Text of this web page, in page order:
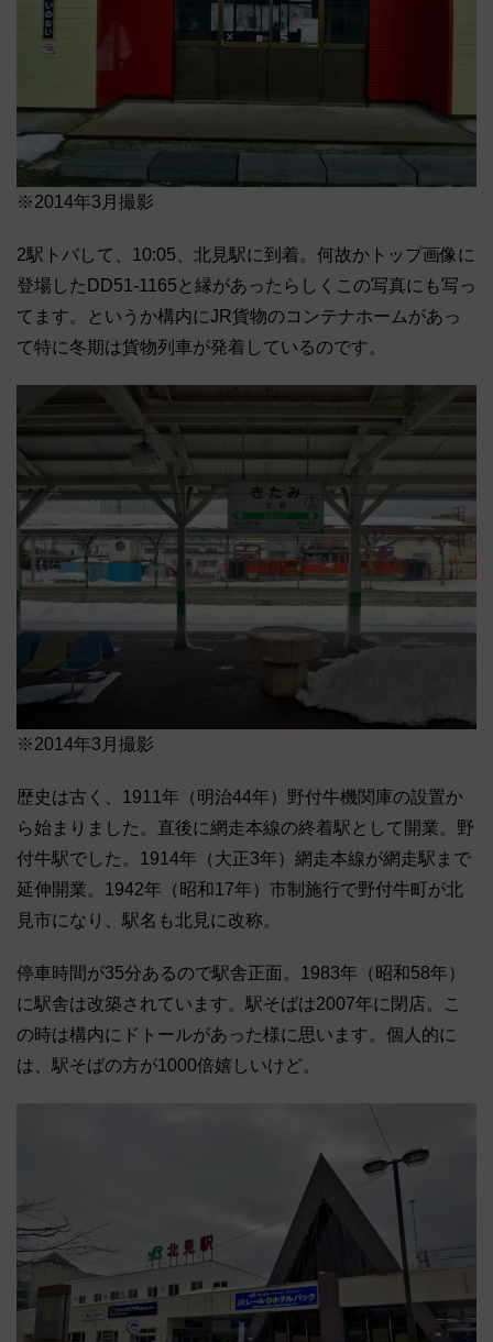
※2014年3月撮影
2駅トバして、10:05、北見駅に到着。何故かトップ画像に
登場したDD51-1165と縁があったらしくこの写真にも写っ
てます。というか構内にJR貨物のコンテナホームがあっ
て特に冬期は貨物列車が発着しているのです。
※2014年3月撮影
歴史は古く、1911年（明治44年）野付牛機関庫の設置か
ら始まりました。直後に網走本線の終着駅として開業。野
付牛駅でした。1914年（大正3年）網走本線が網走駅まで
延伸開業。1942年（昭和17年）市制施行で野付牛町が北
見市になり、駅名も北見に改称。
停車時間が35分あるので駅舎正面。1983年（昭和58年）
に駅舎は改築されています。駅そばは2007年に閉店。こ
の時は構内にドトールがあった様に思います。個人的に
は、駅そばの方が1000倍嬉しいけど。